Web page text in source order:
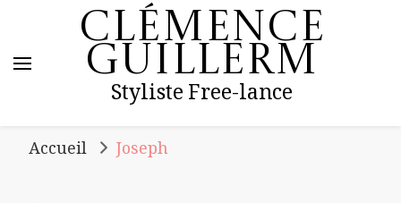
Clémence
Guillerm
Styliste Free-lance
Accueil Joseph